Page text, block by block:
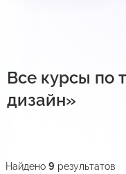
Все курсы по
дизайн»
Найдено 9 результатов